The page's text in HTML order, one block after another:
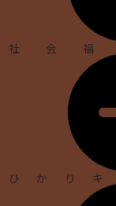
社会
ひかり